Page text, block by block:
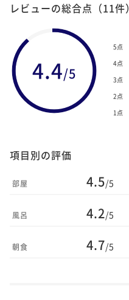
レビューの総合点 （11件）
4.4/5
5点
4点
3点
2点
1点
項目別の評価
部屋 4.5/5
風呂 4.2/5
朝食 4.7/5